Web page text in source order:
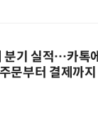
분기 실적…카톡에
문부터 결제까지